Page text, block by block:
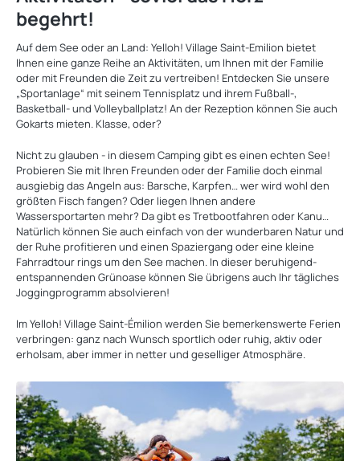
begehrt!
Auf dem See oder an Land: Yelloh! Village Saint-Emilion bietet
Ihnen eine ganze Reihe an Aktivitäten, um Ihnen mit der Familie
oder mit Freunden die Zeit zu vertreiben! Entdecken Sie unsere
„Sportanlage“ mit seinem Tennisplatz und ihrem Fußball-,
Basketball- und Volleyballplatz! An der Rezeption können Sie auch
Gokarts mieten. Klasse, oder?
Nicht zu glauben - in diesem Camping gibt es einen echten See!
Probieren Sie mit Ihren Freunden oder der Familie doch einmal
ausgiebig das Angeln aus: Barsche, Karpfen… wer wird wohl den
größten Fisch fangen? Oder liegen Ihnen andere
Wassersportarten mehr? Da gibt es Tretbootfahren oder Kanu…
Natürlich können Sie auch einfach von der wunderbaren Natur und
der Ruhe profitieren und einen Spaziergang oder eine kleine
Fahrradtour rings um den See machen. In dieser beruhigend-
entspannenden Grünoase können Sie übrigens auch Ihr tägliches
Joggingprogramm absolvieren!
Im Yelloh! Village Saint-Émilion werden Sie bemerkenswerte Ferien
verbringen: ganz nach Wunsch sportlich oder ruhig, aktiv oder
erholsam, aber immer in netter und geselliger Atmosphäre.